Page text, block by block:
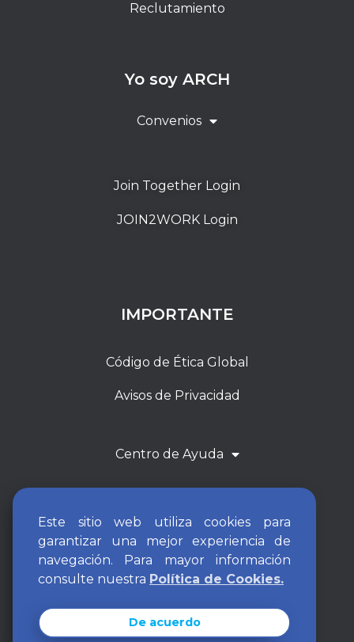
Reclutamiento
Yo soy ARCH
Convenios
Join Together Login
JOIN2WORK Login
IMPORTANTE
Código de Ética Global
Avisos de Privacidad
Centro de Ayuda
ARCH Resources Group 2026. All rights reserved.
Este sitio web utiliza cookies para
garantizar una mejor experiencia de
navegación. Para mayor información
consulte nuestra Política de Cookies.
De acuerdo